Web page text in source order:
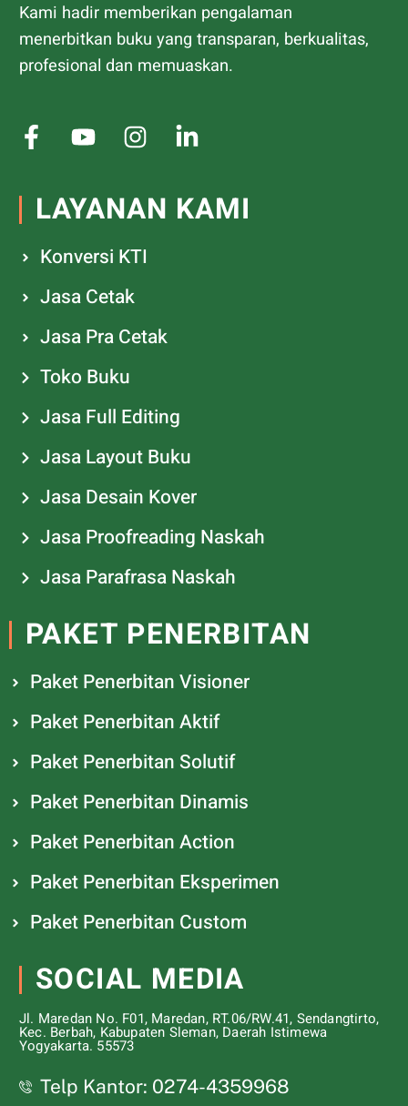
Kami hadir memberikan pengalaman
menerbitkan buku yang transparan, berkualitas,
profesional dan memuaskan.
LAYANAN KAMI
Konversi KTI
Jasa Cetak
Jasa Pra Cetak
Toko Buku
Jasa Full Editing
Jasa Layout Buku
Jasa Desain Kover
Jasa Proofreading Naskah
Jasa Parafrasa Naskah
PAKET PENERBITAN
Paket Penerbitan Visioner
Paket Penerbitan Aktif
Paket Penerbitan Solutif
Paket Penerbitan Dinamis
Paket Penerbitan Action
Paket Penerbitan Eksperimen
Paket Penerbitan Custom
SOCIAL MEDIA
Jl. Maredan No. F01, Maredan, RT.06/RW.41, Sendangtirto,
Kec. Berbah, Kabupaten Sleman, Daerah Istimewa
Yogyakarta. 55573
Telp Kantor: 0274-4359968